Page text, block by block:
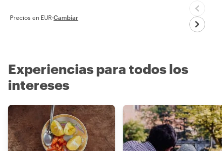
Precios en EUR·Cambiar
Experiencias para todos los
intereses